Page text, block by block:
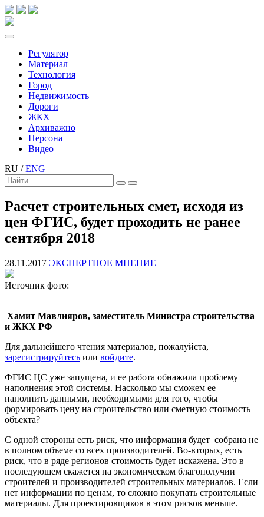
Регулятор
Материал
Технология
Город
Недвижимость
Дороги
ЖКХ
Архиважно
Персона
Видео
RU / ENG
Расчет строительных смет, исходя из
цен ФГИС, будет проходить не ранее
сентября 2018
28.11.2017 ЭКСПЕРТНОЕ МНЕНИЕ
Источник фото:
Хамит Мавлияров, заместитель Министра строительства
и ЖКХ РФ
Для дальнейшего чтения материалов, пожалуйста,
зарегистрируйтесь или войдите.
ФГИС ЦС уже запущена, и ее работа обнажила проблему
наполнения этой системы. Насколько мы сможем ее
наполнить данными, необходимыми для того, чтобы
формировать цену на строительство или сметную стоимость
объекта?
С одной стороны есть риск, что информация будет собрана не
в полном объеме со всех производителей. Во-вторых, есть
риск, что в ряде регионов стоимость будет искажена. Это в
последующем скажется на экономическом благополучии
строителей и производителей строительных материалов. Если
нет информации по ценам, то сложно покупать строительные
материалы. Для проектировщиков в этом рисков меньше.